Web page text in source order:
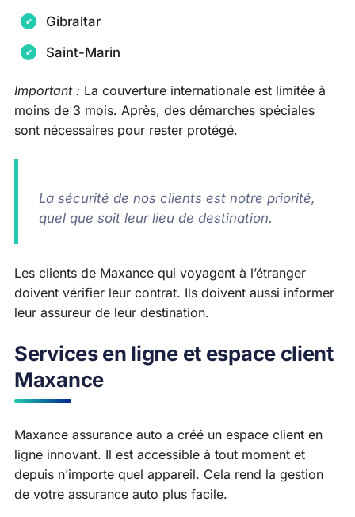
Gibraltar
Saint-Marin
Important : La couverture internationale est limitée à
moins de 3 mois. Après, des démarches spéciales
sont nécessaires pour rester protégé.
La sécurité de nos clients est notre priorité,
quel que soit leur lieu de destination.
Les clients de Maxance qui voyagent à l’étranger
doivent vérifier leur contrat. Ils doivent aussi informer
leur assureur de leur destination.
Services en ligne et espace client
Maxance
Maxance assurance auto a créé un espace client en
ligne innovant. Il est accessible à tout moment et
depuis n’importe quel appareil. Cela rend la gestion
de votre assurance auto plus facile.